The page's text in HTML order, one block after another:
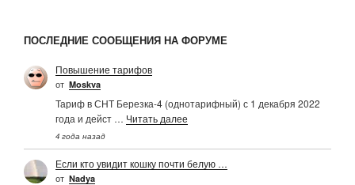
ПОСЛЕДНИЕ СООБЩЕНИЯ НА ФОРУМЕ
Повышение тарифов
от Moskva
Тариф в СНТ Березка-4 (однотарифный) с 1 декабря 2022
года и дейст … Читать далее
4 года назад
Если кто увидит кошку почти белую …
от Nadya